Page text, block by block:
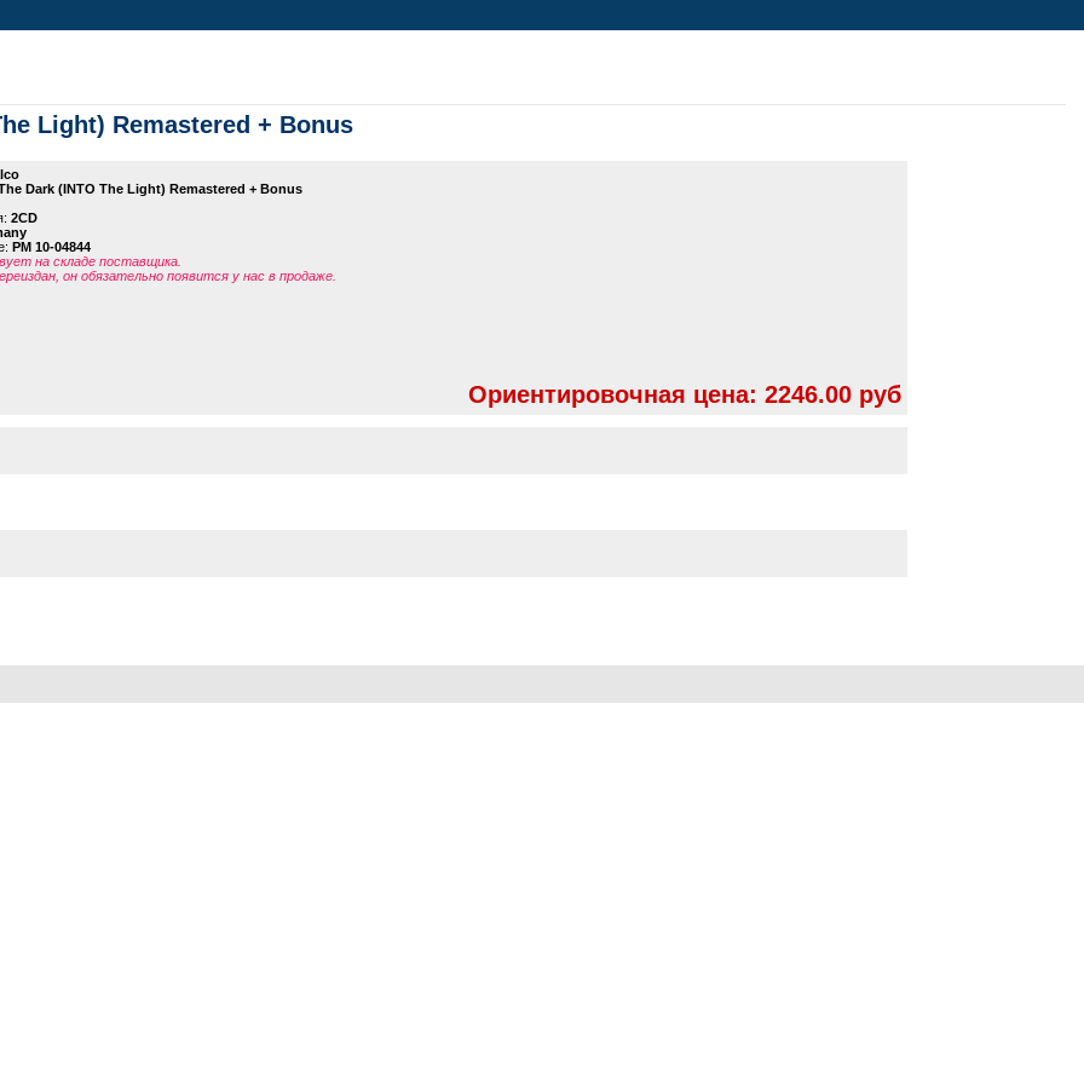
Light) Remastered + Bonus
Dark (INTO The Light) Remastered + Bonus
2CD
PM 10-04844
на складе поставщика.
он обязательно появится у нас в продаже.
Ориентировочная цена: 2246.00 руб